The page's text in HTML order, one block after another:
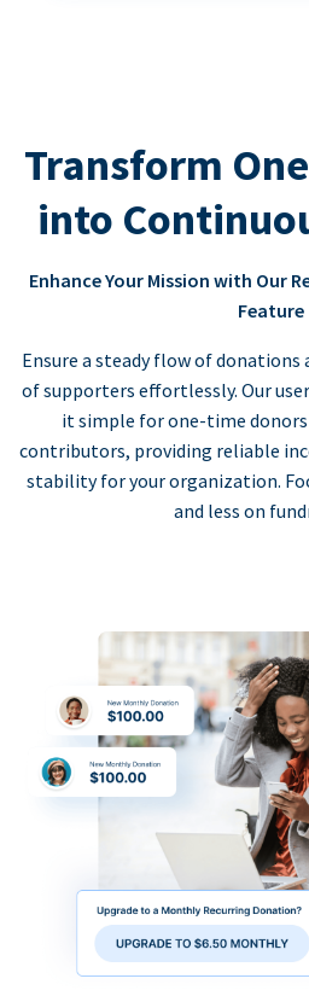
Transform
into
Enhance Your Mission with Our
Feature
Ensure a steady flow of
of supporters effortlessly. Our
it simple for one-time
contributors, providing reliable
stability for your organization.
and less on